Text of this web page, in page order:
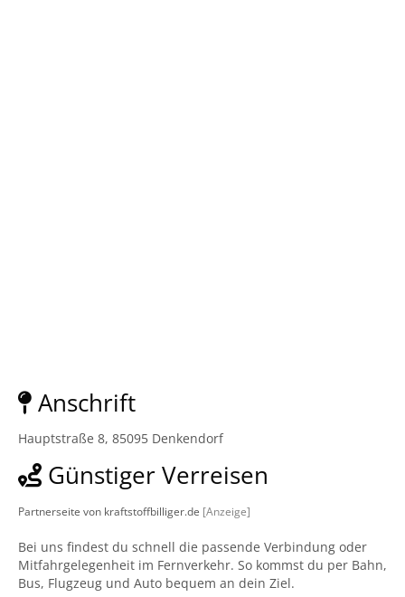
Anschrift
Hauptstraße 8, 85095 Denkendorf
Günstiger Verreisen
Partnerseite von kraftstoffbilliger.de [Anzeige]
Bei uns findest du schnell die passende Verbindung oder
Mitfahrgelegenheit im Fernverkehr. So kommst du per Bahn,
Bus, Flugzeug und Auto bequem an dein Ziel.